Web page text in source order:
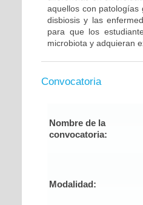
aquellos con patologías
disbiosis y las
para que los
microbiota y adquieran
Convocatoria
Nombre de la
convocatoria:
Modalidad: